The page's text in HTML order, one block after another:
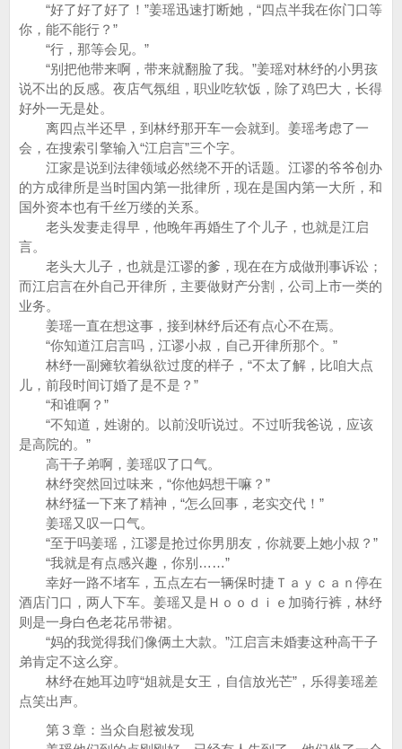
“好了好了好了！”姜瑶迅速打断她，“四点半我在你门口等
你，能不能行？”
“行，那等会见。”
“别把他带来啊，带来就翻脸了我。”姜瑶对林纾的小男孩
说不出的反感。夜店气氛组，职业吃软饭，除了鸡巴大，长得
好外一无是处。
离四点半还早，到林纾那开车一会就到。姜瑶考虑了一
会，在搜索引擎输入“江启言”三个字。
江家是说到法律领域必然绕不开的话题。江谬的爷爷创办
的方成律所是当时国内第一批律所，现在是国内第一大所，和
国外资本也有千丝万缕的关系。
老头发妻走得早，他晚年再婚生了个儿子，也就是江启
言。
老头大儿子，也就是江谬的爹，现在在方成做刑事诉讼；
而江启言在外自己开律所，主要做财产分割，公司上市一类的
业务。
姜瑶一直在想这事，接到林纾后还有点心不在焉。
“你知道江启言吗，江谬小叔，自己开律所那个。”
林纾一副瘫软着纵欲过度的样子，“不太了解，比咱大点
儿，前段时间订婚了是不是？”
“和谁啊？”
“不知道，姓谢的。以前没听说过。不过听我爸说，应该
是高院的。”
高干子弟啊，姜瑶叹了口气。
林纾突然回过味来，“你他妈想干嘛？”
林纾猛一下来了精神，“怎么回事，老实交代！”
姜瑶又叹一口气。
“至于吗姜瑶，江谬是抢过你男朋友，你就要上她小叔？”
“我就是有点感兴趣，你别……”
幸好一路不堵车，五点左右一辆保时捷Ｔａｙｃａｎ停在
酒店门口，两人下车。姜瑶又是Ｈｏｏｄｉｅ加骑行裤，林纾
则是一身白色老花吊带裙。
“妈的我觉得我们像俩土大款。”江启言未婚妻这种高干子
弟肯定不这么穿。
林纾在她耳边哼“姐就是女王，自信放光芒”，乐得姜瑶差
点笑出声。
第３章：当众自慰被发现